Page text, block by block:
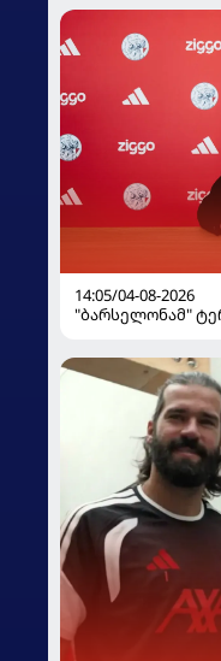
14:05/04-08-2026
"ბარსელონამ"